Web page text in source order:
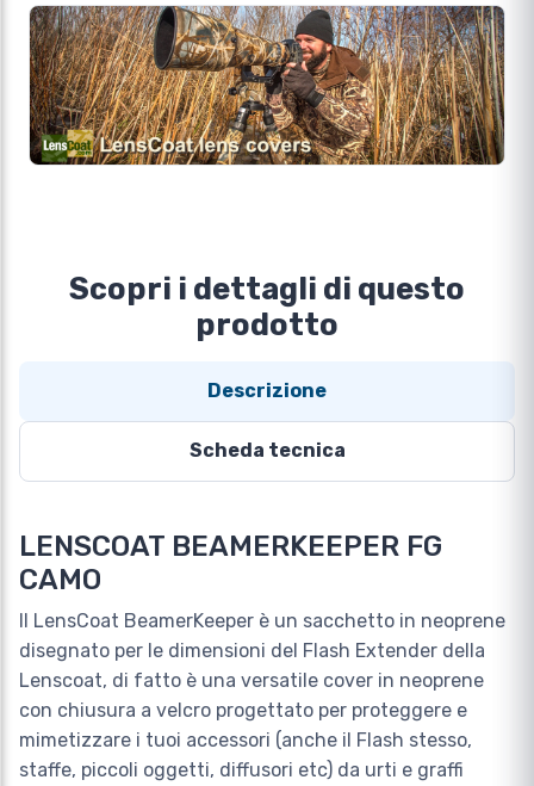
Scopri i dettagli di questo
prodotto
Descrizione
Scheda tecnica
LENSCOAT BEAMERKEEPER FG
CAMO
Il LensCoat BeamerKeeper è un sacchetto in neoprene
disegnato per le dimensioni del Flash Extender della
Lenscoat, di fatto è una versatile cover in neoprene
con chiusura a velcro progettato per proteggere e
mimetizzare i tuoi accessori (anche il Flash stesso,
staffe, piccoli oggetti, diffusori etc) da urti e graffi